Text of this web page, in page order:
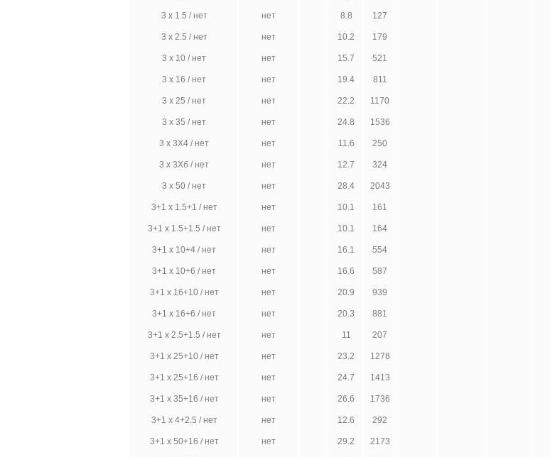
3 х 1.5 / нет нет 8.8 127
3 х 2.5 / нет нет 10.2 179
3 х 10 / нет нет 15.7 521
3 х 16 / нет нет 19.4 811
3 х 25 / нет нет 22.2 1170
3 х 35 / нет нет 24.8 1536
3 х 3X4 / нет нет 11.6 250
3 х 3Хб / нет нет 12.7 324
3 х 50 / нет нет 28.4 2043
3+1 х 1.5+1 / нет нет 10.1 161
3+1 х 1.5+1.5 / нет нет 10.1 164
3+1 х 10+4 / нет нет 16.1 554
3+1 х 10+6 / нет нет 16.6 587
3+1 х 16+10 / нет нет 20.9 939
3+1 х 16+6 / нет нет 20.3 881
3+1 х 2.5+1.5 / нет нет 11 207
3+1 х 25+10 / нет нет 23.2 1278
3+1 х 25+16 / нет нет 24.7 1413
3+1 х 35+16 / нет нет 26.6 1736
3+1 х 4+2.5 / нет нет 12.6 292
3+1 х 50+16 / нет нет 29.2 2173